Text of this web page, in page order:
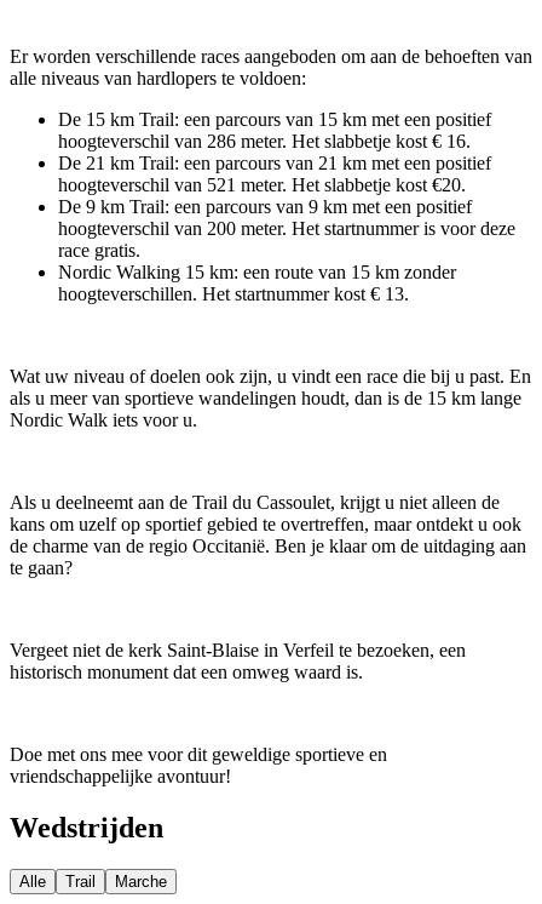
Er worden verschillende races aangeboden om aan de behoeften van
alle niveaus van hardlopers te voldoen:
De 15 km Trail: een parcours van 15 km met een positief
hoogteverschil van 286 meter. Het slabbetje kost € 16.
De 21 km Trail: een parcours van 21 km met een positief
hoogteverschil van 521 meter. Het slabbetje kost €20.
De 9 km Trail: een parcours van 9 km met een positief
hoogteverschil van 200 meter. Het startnummer is voor deze
race gratis.
Nordic Walking 15 km: een route van 15 km zonder
hoogteverschillen. Het startnummer kost € 13.
Wat uw niveau of doelen ook zijn, u vindt een race die bij u past. En
als u meer van sportieve wandelingen houdt, dan is de 15 km lange
Nordic Walk iets voor u.
Als u deelneemt aan de Trail du Cassoulet, krijgt u niet alleen de
kans om uzelf op sportief gebied te overtreffen, maar ontdekt u ook
de charme van de regio Occitanië. Ben je klaar om de uitdaging aan
te gaan?
Vergeet niet de kerk Saint-Blaise in Verfeil te bezoeken, een
historisch monument dat een omweg waard is.
Doe met ons mee voor dit geweldige sportieve en
vriendschappelijke avontuur!
Wedstrijden
Alle Trail Marche